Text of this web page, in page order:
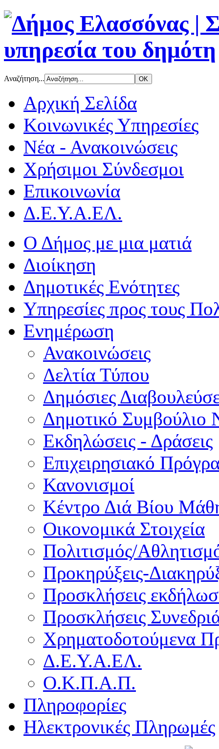
Αναζήτηση...
Αρχική Σελίδα
Κοινωνικές Υπηρεσίες
Νέα - Ανακοινώσεις
Χρήσιμοι Σύνδεσμοι
Επικοινωνία
Δ.Ε.Υ.Α.ΕΛ.
Ο Δήμος με μια ματιά
Διοίκηση
Δημοτικές Ενότητες
Υπηρεσίες προς τους
Ενημέρωση
Ανακοινώσεις
Δελτία Τύπου
Δημόσιες
Δημοτικό Συμβούλιο
Εκδηλώσεις - Δράσεις
Επιχειρησιακό
Κανονισμοί
Κέντρο Διά Βίου
Οικονομικά Στοιχεία
Πολιτισμός/
Προκηρύξεις-
Προσκλήσεις
Προσκλήσεις
Χρηματοδοτούμενα
Δ.Ε.Υ.Α.ΕΛ.
Ο.Κ.Π.Α.Π.
Πληροφορίες
Ηλεκτρονικές Πληρωμές